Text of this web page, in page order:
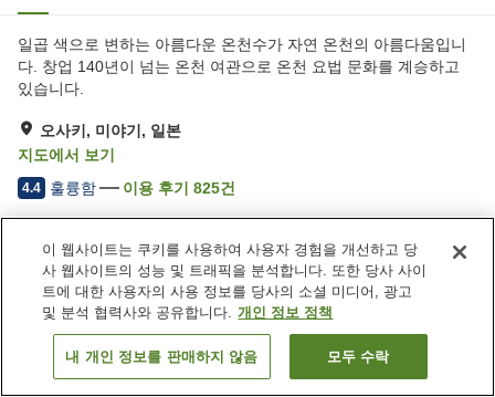
일곱 색으로 변하는 아름다운 온천수가 자연 온천의 아름다움입니
다. 창업 140년이 넘는 온천 여관으로 온천 요법 문화를 계승하고
있습니다.
오사키, 미야기, 일본
지도에서 보기
4.4 훌륭함 이용 후기 825건
숙소 편의 시설/서비스
주차장
스파 / 미용실
레스토랑
라운지
일본 미야기 오사키 나루코 호텔
객실 보기
이 웹사이트는 쿠키를 사용하여 사용자 경험을 개선하고 당
사 웹사이트의 성능 및 트래픽을 분석합니다. 또한 당사 사이
트에 대한 사용자의 사용 정보를 당사의 소셜 미디어, 광고
및 분석 협력사와 공유합니다. 개인 정보 정책
내 개인 정보를 판매하지 않음 모두 수락